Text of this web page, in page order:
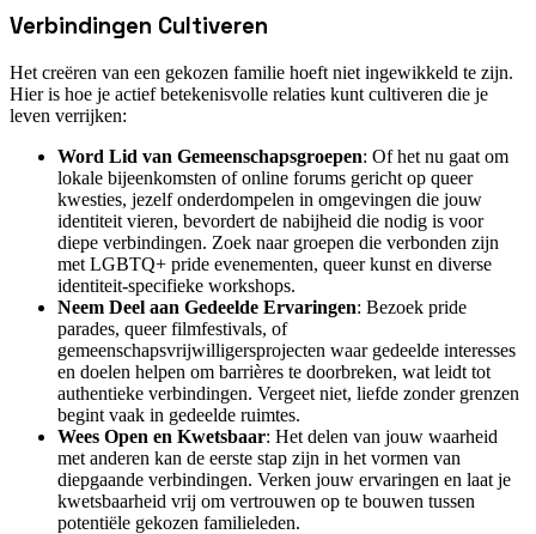
Verbindingen Cultiveren
Het creëren van een gekozen familie hoeft niet ingewikkeld te zijn.
Hier is hoe je actief betekenisvolle relaties kunt cultiveren die je
leven verrijken:
Word Lid van Gemeenschapsgroepen: Of het nu gaat om
lokale bijeenkomsten of online forums gericht op queer
kwesties, jezelf onderdompelen in omgevingen die jouw
identiteit vieren, bevordert de nabijheid die nodig is voor
diepe verbindingen. Zoek naar groepen die verbonden zijn
met LGBTQ+ pride evenementen, queer kunst en diverse
identiteit-specifieke workshops.
Neem Deel aan Gedeelde Ervaringen: Bezoek pride
parades, queer filmfestivals, of
gemeenschapsvrijwilligersprojecten waar gedeelde interesses
en doelen helpen om barrières te doorbreken, wat leidt tot
authentieke verbindingen. Vergeet niet, liefde zonder grenzen
begint vaak in gedeelde ruimtes.
Wees Open en Kwetsbaar: Het delen van jouw waarheid
met anderen kan de eerste stap zijn in het vormen van
diepgaande verbindingen. Verken jouw ervaringen en laat je
kwetsbaarheid vrij om vertrouwen op te bouwen tussen
potentiële gekozen familieleden.